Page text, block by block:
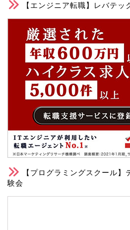
【エンジニア転職】レバテッ
【プログラミングスクール
験会